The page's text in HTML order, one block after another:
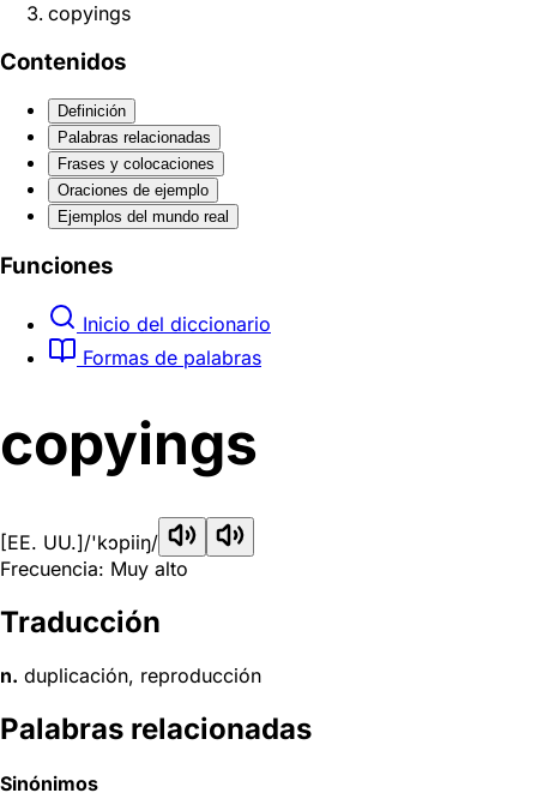
copyings
Contenidos
Definición
Palabras relacionadas
Frases y colocaciones
Oraciones de ejemplo
Ejemplos del mundo real
Funciones
Inicio del diccionario
Formas de palabras
copyings
[EE. UU.]/'kɔpiiŋ/
Frecuencia: Muy alto
Traducción
n. duplicación, reproducción
Palabras relacionadas
Sinónimos